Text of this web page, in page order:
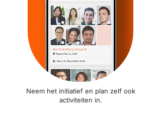
Neem het initiatief en plan zelf ook
activiteiten in.